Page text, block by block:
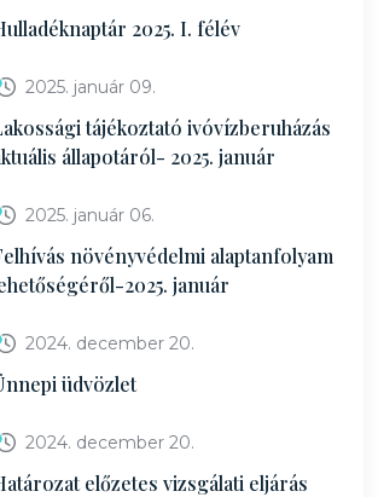
2025. I. félév
2025. január 09.
tájékoztató ivóvízberuházás
állapotáról- 2025. január
2025. január 06.
növényvédelmi alaptanfolyam
2025. január
2024. december 20.
üdvözlet
2024. december 20.
előzetes vizsgálati eljárás